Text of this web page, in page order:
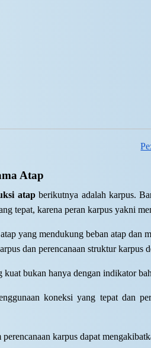
Atap
atapberikutnya adalah karpus.
tepat, karena peran karpus yakni
yang mendukung beban atap dan
dan perencanaan struktur karpus
kuat bukan hanya dengan indikator
koneksi yang tepat dan
karpus dapat